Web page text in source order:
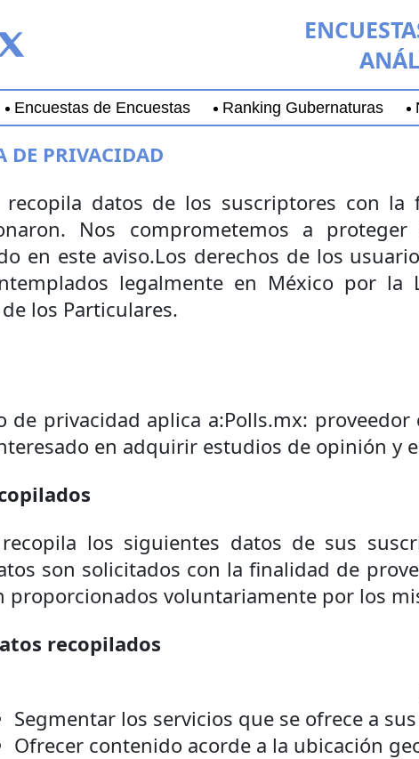
Encuestas de Encuestas Ranking Gubernaturas
DE PRIVACIDAD
recopila datos de los suscriptores con
Nos comprometemos a
en este aviso.Los derechos de los
legalmente en México por la
los Particulares.
de privacidad aplica a:Polls.mx:
en adquirir estudios de opinión y
los siguientes datos de sus
son solicitados con la finalidad de
proporcionados voluntariamente por los
recopilados
Segmentar los servicios que se ofrece a
Ofrecer contenido acorde a la ubicación